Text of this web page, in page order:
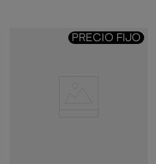
PRECIO FIJO